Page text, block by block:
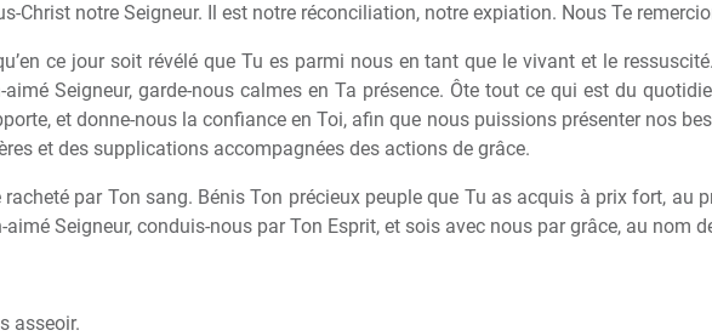
Christ notre Seigneur. Il est notre réconciliation, notre expiation. Nous Te
ce jour soit révélé que Tu es parmi nous en tant que le vivant et le
aimé Seigneur, garde-nous calmes en Ta présence. Ôte tout ce qui est du
et donne-nous la confiance en Toi, afin que nous puissions présenter nos
et des supplications accompagnées des actions de grâce.
racheté par Ton sang. Bénis Ton précieux peuple que Tu as acquis à prix fort, au
aimé Seigneur, conduis-nous par Ton Esprit, et sois avec nous par grâce, au nom
asseoir.